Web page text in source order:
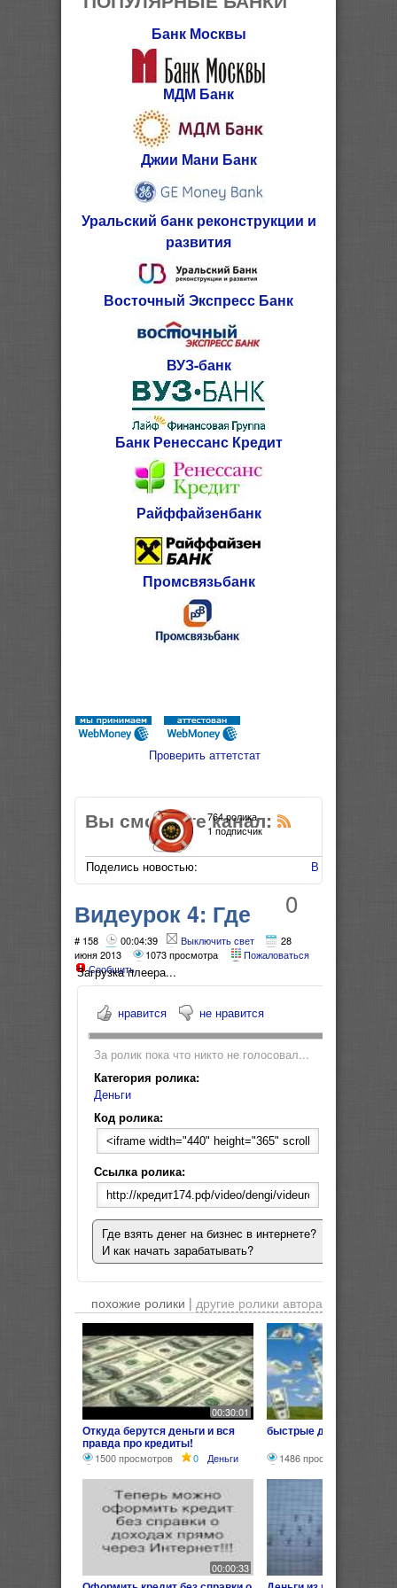
Банк Москвы
МДМ Банк
Джии Мани Банк
Уральский банк реконструкции и
развития
Восточный Экспресс Банк
ВУЗ-банк
Банк Ренессанс Кредит
Райффайзенбанк
Промсвязьбанк
Проверить аттетстат
Вы смотрите канал:
Поделись новостью: В Мой Мир
764 ролика
1 подписчик
0
Видеурок 4: Где
взять денег на
бизнес в интернете?
# 158 00:04:39 Выключить свет
28
июня 2013
1073 просмотра
Пожаловаться
Сообщить
Загрузка плеера...
нравится не нравится
За ролик пока что никто не голосовал...
Категория ролика:
Деньги
Код ролика:
Ссылка ролика:
Где взять денег на бизнес в интернете?
И как начать зарабатывать?
похожие ролики | другие ролики автора
00:30:01
Откуда берутся деньги и вся
правда про кредиты!
1500 просмотров 0 Деньги
быстрые деньги кредит
1486 просмотров
00:00:33